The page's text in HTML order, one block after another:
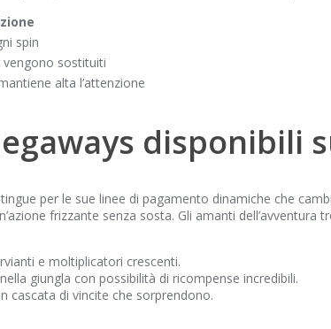
spin
sostituiti
alta l’attenzione
disponibili
per le sue linee di pagamento dinamiche che
frizzante senza sosta. Gli amanti
e moltiplicatori crescenti.
giungla con possibilità di ricompense incredibili.
cascata di vincite che sorprendono.